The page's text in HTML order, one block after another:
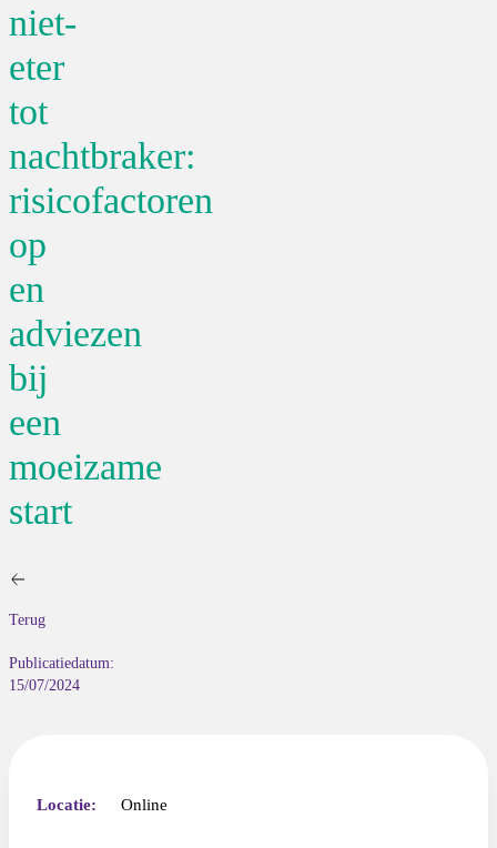
niet-
eter
tot
nachtbraker:
risicofactoren
op
en
adviezen
bij
een
moeizame
start
Terug
Publicatiedatum:
15/07/2024
Locatie: Online